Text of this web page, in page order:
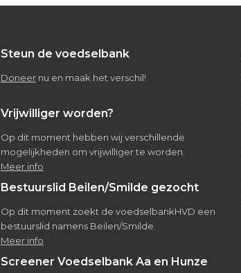
Steun de voedselbank
Doneer nu en maak het verschil!
Vrijwilliger worden?
Op dit moment hebben wij verschillende
mogelijkheden om vrijwilliger te worden.
Meer info
Bestuurslid Beilen/Smilde gezocht
Op dit moment zoekt de voedselbankHVD een
bestuurslid namens Beilen/Smilde.
Meer info
Screener Voedselbank Aa en Hunze